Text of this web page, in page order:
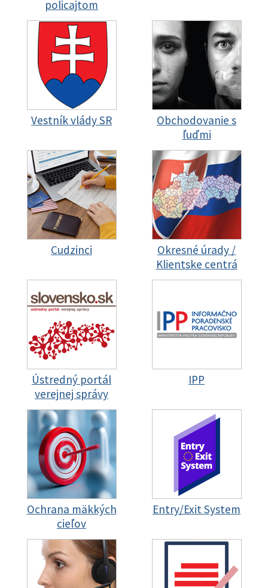
policajtom
Vestník vlády SR
Obchodovanie s
ľuďmi
Cudzinci
Okresné úrady /
Klientske centrá
Ústredný portál
verejnej správy
IPP
Ochrana mäkkých
cieľov
Entry/Exit System